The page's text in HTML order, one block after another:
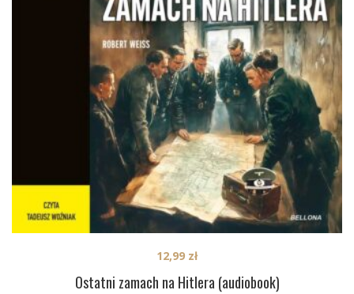
Ostatni zamach na Hitlera (audiobook)
12,99 zł